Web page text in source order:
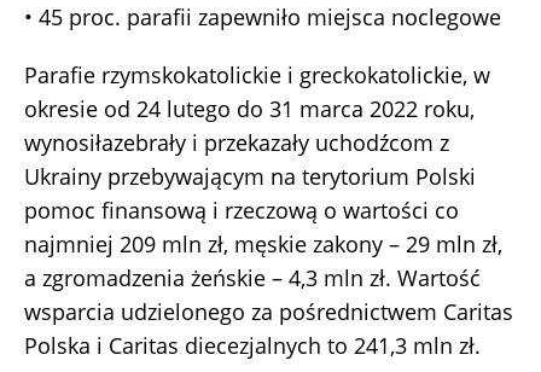
• 45 proc. parafii zapewniło miejsca noclegowe
Parafie rzymskokatolickie i greckokatolickie, w
okresie od 24 lutego do 31 marca 2022 roku,
wynosiłazebrały i przekazały uchodźcom z
Ukrainy przebywającym na terytorium Polski
pomoc finansową i rzeczową o wartości co
najmniej 209 mln zł, męskie zakony – 29 mln zł,
a zgromadzenia żeńskie – 4,3 mln zł. Wartość
wsparcia udzielonego za pośrednictwem Caritas
Polska i Caritas diecezjalnych to 241,3 mln zł.